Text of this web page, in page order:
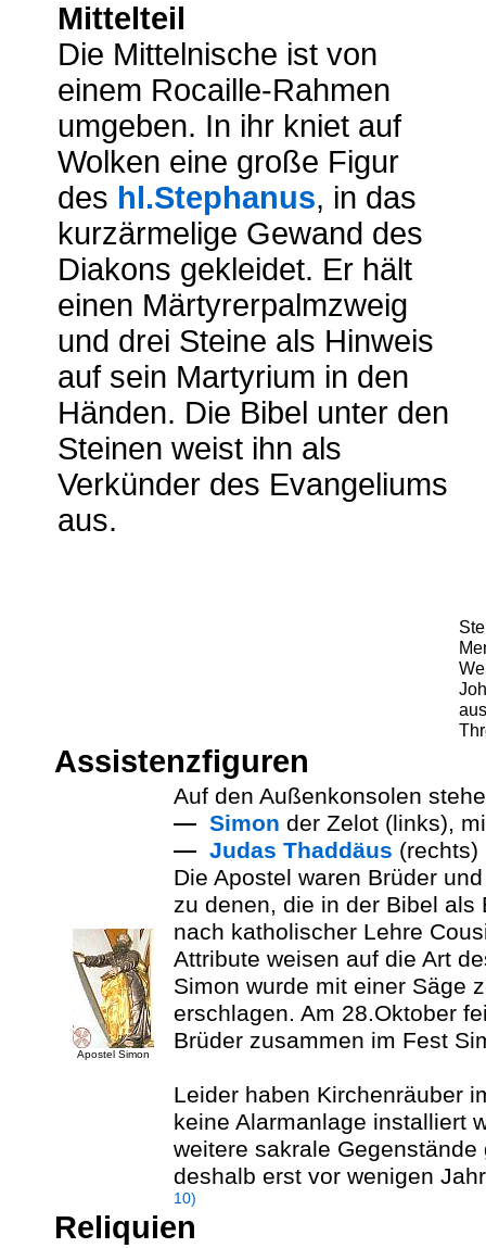
Mittelteil
Die Mittelnische ist von
einem Rocaille-Rahmen
umgeben. In ihr kniet auf
Wolken eine große Figur
des hl.Stephanus, in das
kurzärmelige Gewand des
Diakons gekleidet. Er hält
einen Märtyrerpalmzweig
und drei Steine als Hinweis
auf sein Martyrium in den
Händen. Die Bibel unter den
Steinen weist ihn als
Verkünder des Evangeliums
aus.
Assistenzfiguren
Apostel Simon
Auf den Außenkonsolen
— Simon der Zelot (links),
— Judas Thaddäus (rechts)
Die Apostel waren Brüder
zu denen, die in der Bibel
nach katholischer Lehre
Attribute weisen auf die Art
Simon wurde mit einer Säge
erschlagen. Am 28.Oktober
Brüder zusammen im Fest
Leider haben Kirchenräuber
keine Alarmanlage installiert
weitere sakrale
deshalb erst vor wenigen
10)
Reliquien